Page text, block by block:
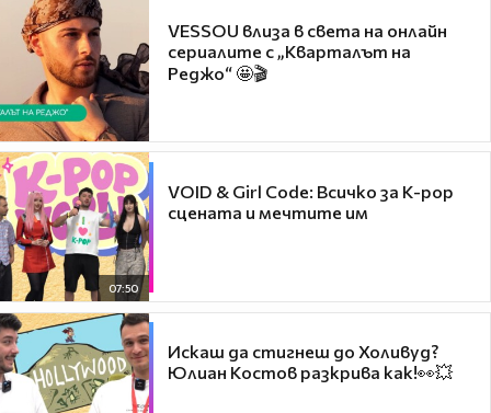
VESSOU влиза в света на онлайн
сериалите с „Кварталът на
Реджо“ 🤩🎬
07:50
VOID & Girl Code: Всичко за K-pop
сцената и мечтите им
Искаш да стигнеш до Холивуд?
Юлиан Костов разкрива как!👀💥